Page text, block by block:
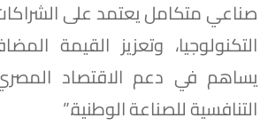
صناعي متكامل يعتمد على
التكنولوجيا، وتعزيز القيمة
يساهم في دعم الاقتصاد
التنافسية للصناعة الوطنية.”